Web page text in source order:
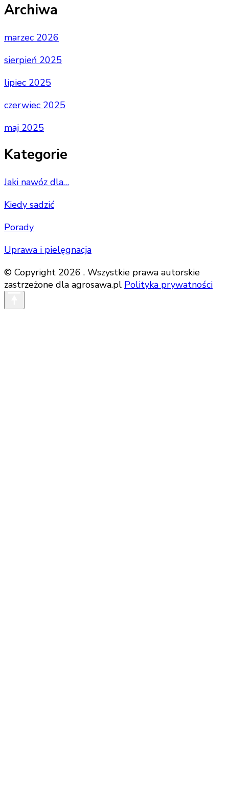
Archiwa
marzec 2026
sierpień 2025
lipiec 2025
czerwiec 2025
maj 2025
Kategorie
Jaki nawóz dla…
Kiedy sadzić
Porady
Uprawa i pielęgnacja
© Copyright 2026 . Wszystkie prawa autorskie
zastrzeżone dla agrosawa.pl Polityka prywatności